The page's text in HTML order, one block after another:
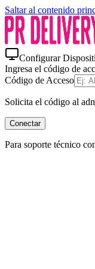
Saltar al contenido
Configurar
Ingresa el código de
Código de Acceso
Solicita el código al
Conectar
Para soporte técnico